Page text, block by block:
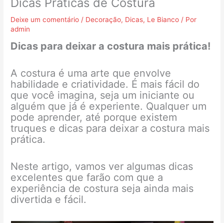
Deixe um comentário / Decoração, Dicas, Le Bianco / Por
admin
Dicas para deixar a costura mais prática!
A costura é uma arte que envolve
habilidade e criatividade. É mais fácil do
que você imagina, seja um iniciante ou
alguém que já é experiente. Qualquer um
pode aprender, até porque existem
truques e dicas para deixar a costura mais
prática.
Neste artigo, vamos ver algumas dicas
excelentes que farão com que a
experiência de costura seja ainda mais
divertida e fácil.